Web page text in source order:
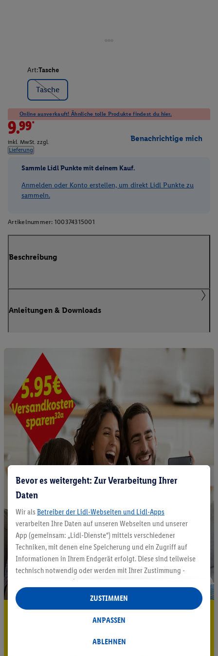
Art:Tasche
Tasche
Online ausverkauft! Ähnliche tolle Produkte findest du hier.
9.99*
inkl. MwSt. zzgl.
Lieferung
Benachrichtige mich
Sammle Lidl Punkte mit deinem Kauf.
Anmelden oder Konto erstellen, um direkt Lidl Punkte zu
sammeln.
Artikelnummer: 100374315001
Beschreibung
Anleitungen & Downloads
5.95 € Versand sparen³²ᵃ
Bevor es weitergeht: Zur Verarbeitung Ihrer
Daten
Wir als Betreiber der Lidl-Webseiten und Lidl-Apps
verarbeiten Ihre Daten auf unseren Webseiten und unserer
App (gemeinsam: „Lidl-Dienste“) mittels verschiedener
Techniken, mit denen eine Speicherung und ein Zugriff auf
Informationen in Ihrem Endgerät erfolgt. Diese sind teilweise
technisch notwendig oder werden mit Ihrer Zustimmung -
auch durch Partner (u.a.
Verantwortliche; im Zusammenhang mit dem IAB TCF
insgesamt
Statistik-Erstellung oder für personalisierte Werbung
Datenverarbeitungen für personalisierte Werbung werden
ABLEHNEN
ANPASSEN
ZUSTIMMEN